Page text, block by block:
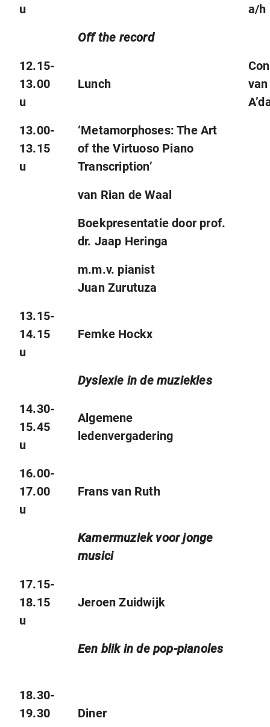
u
a/h
Off the record
12.15-
13.00
u
Lunch
van
13.00-
13.15
u
‘Metamorphoses: The Art
of the Virtuoso Piano
Transcription’
van Rian de Waal
Boekpresentatiedoor prof.
dr. Jaap Heringa
m.m.v. pianist
Juan Zurutuza
13.15-
14.15
u
Femke Hockx
Dyslexie in de muziekles
14.30-
15.45
u
Algemene
ledenvergadering
16.00-
17.00
u
Frans van Ruth
Kamermuziek voor jonge
musici
17.15-
18.15
u
Jeroen Zuidwijk
Een blik in de pop-pianoles
18.30-
19.30
Diner